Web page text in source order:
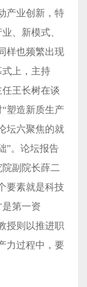
产业创新，特
、新模式、
样也频繁出现
上，主持
王长树在谈
塑造新质生产
坛六聚焦的就
”。论坛报告
副院长薛二
要素就是科技
第一资
授则以推进职
力过程中，要